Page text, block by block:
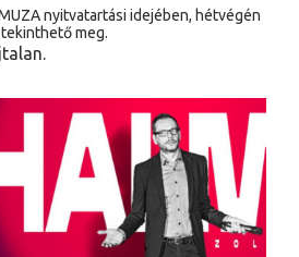
nyitvatartási idejében, hétvégén
meg.